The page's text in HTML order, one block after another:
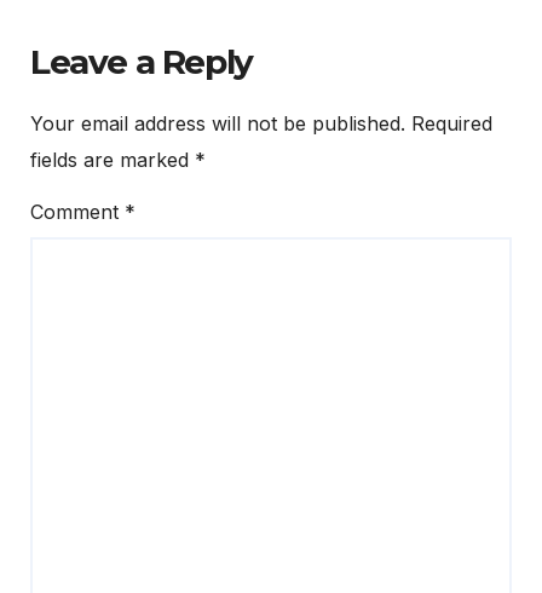
Leave a Reply
Your email address will not be published. Required
fields are marked *
Comment *